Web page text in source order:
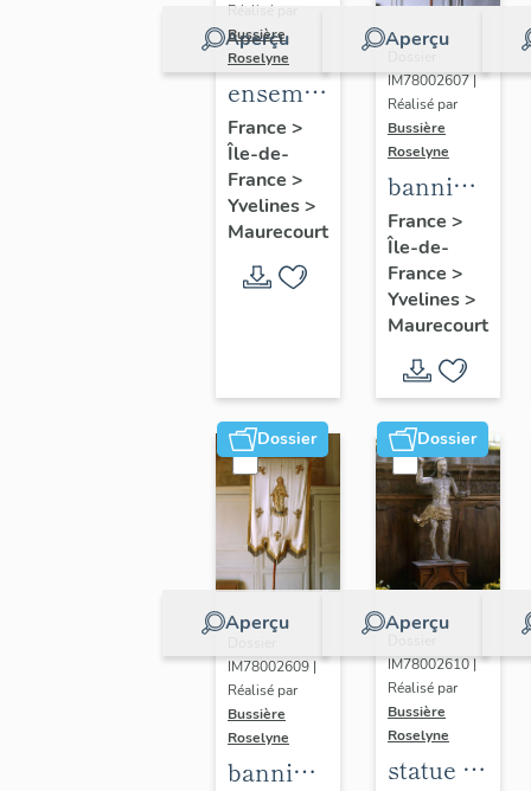
Aperçu
Réalisé par
Bussière
Roselyne
ensemble
de 2
reliefs
France >
Île-de-
France >
Yvelines>
Maurecourt
Aperçu
IM78002607 |
Réalisé par
Bussière
Roselyne
bannière
de
procession
: Jeanne
d'Arc
France >
Île-de-
France >
Yvelines>
Maurecourt
Dossier
Aperçu
IM78002609 |
Réalisé par
Bussière
Roselyne
bannière
Dossier
Aperçu
IM78002610 |
Réalisé par
Bussière
Roselyne
statue :